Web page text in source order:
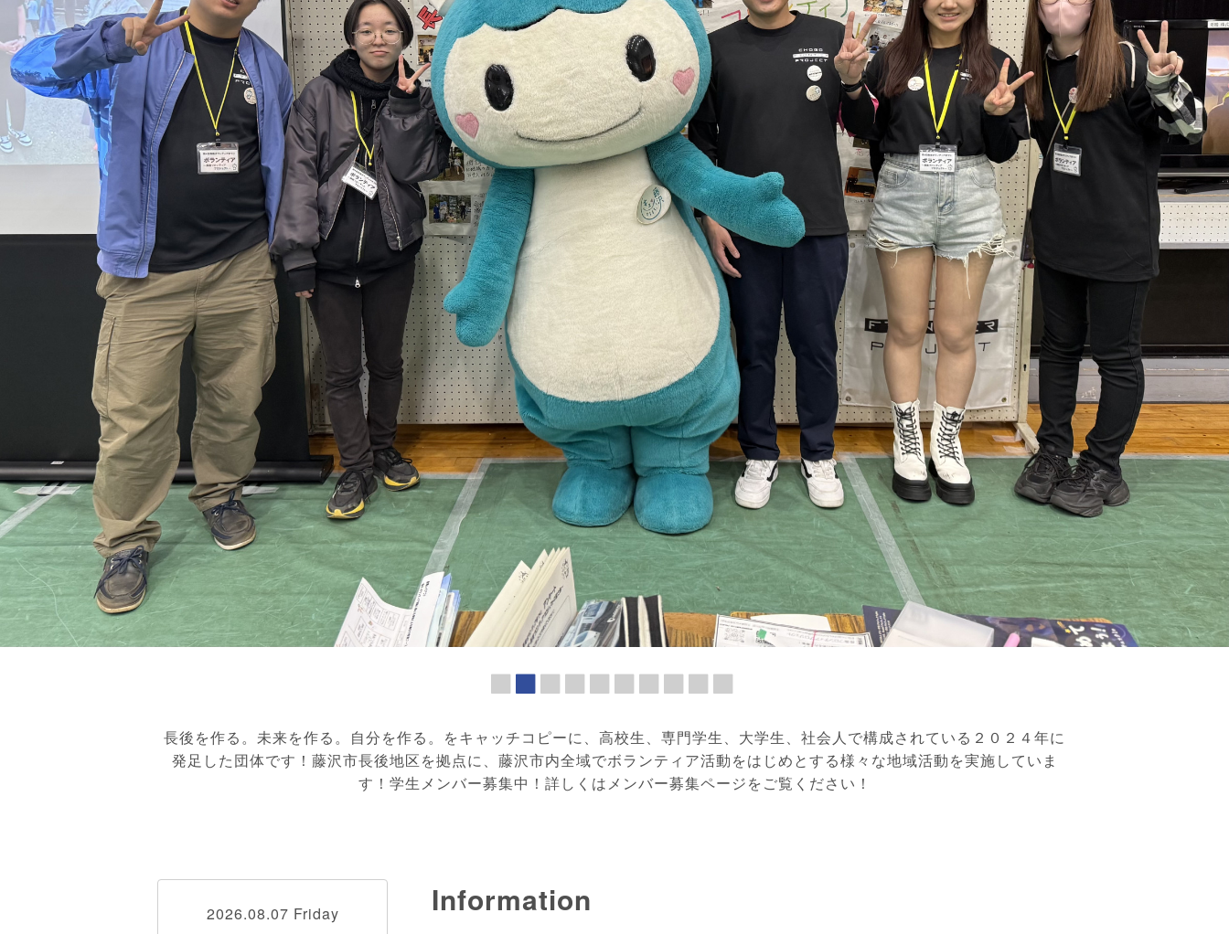
長後を作る。未来を作る。自分を作る。をキャッチコピーに、高校生、専門学生、大学生、社会人で構成されている２０２４年に
発足した団体です！藤沢市長後地区を拠点に、藤沢市内全域でボランティア活動をはじめとする様々な地域活動を実施していま
す！学生メンバー募集中！詳しくはメンバー募集ページをご覧ください！
Information
2026.08.07 Friday